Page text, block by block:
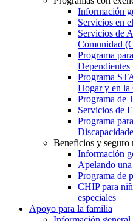
Información
Servicios en
Servicios de
Comunidad
Programa
Dependientes
Programa
Hogar y en
Programa de
Servicios de
Programa
Beneficios y seguro
Información
Apelando
Programa de
CHIP para
especiales
Apoyo para la familia